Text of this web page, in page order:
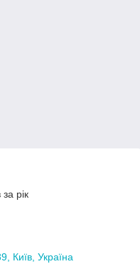
рік
Київ, Україна